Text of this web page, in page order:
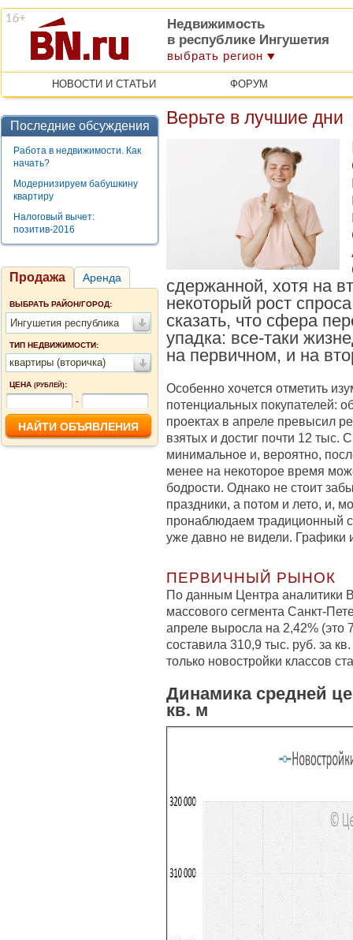
Недвижимость
в республике Ингушетия
выбрать регион
НОВОСТИ И СТАТЬИ ФОРУМ
Последние обсуждения
Работа в недвижимости. Как
начать?
Модернизируем бабушкину
квартиру
Налоговый вычет:
позитив-2016
Продажа Аренда
ВЫБРАТЬ РАЙОН/ГОРОД:
Ингушетия республика
ТИП НЕДВИЖИМОСТИ:
квартиры (вторичка)
ЦЕНА (РУБЛЕЙ):
-
Верьте в лучшие дни
сдержанной, хотя на
некоторый рост
сказать, что сфера
упадка: все-таки
на первичном, и на
Особенно хочется отметить
потенциальных покупателей:
проектах в апреле превысил
взятых и достиг почти 12 тыс.
минимальное и, вероятно,
менее на некоторое время
бодрости. Однако не стоит
праздники, а потом и лето, и,
пронаблюдаем традиционный
уже давно не видели.
ПЕРВИЧНЫЙ РЫНОК
По данным Центра аналитики
массового сегмента Санкт-
апреле выросла на 2,42% (это
составила 310,9 тыс. руб. за
только новостройки классов
Динамика средней
кв. м